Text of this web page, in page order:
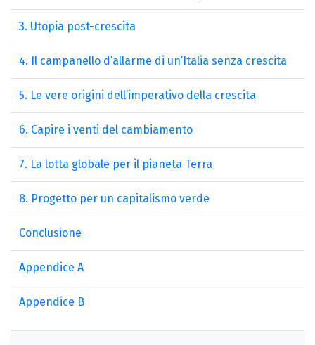
3. Utopia post-crescita
4. Il campanello d’allarme di un’Italia senza crescita
5. Le vere origini dell’imperativo della crescita
6. Capire i venti del cambiamento
7. La lotta globale per il pianeta Terra
8. Progetto per un capitalismo verde
Conclusione
Appendice A
Appendice B